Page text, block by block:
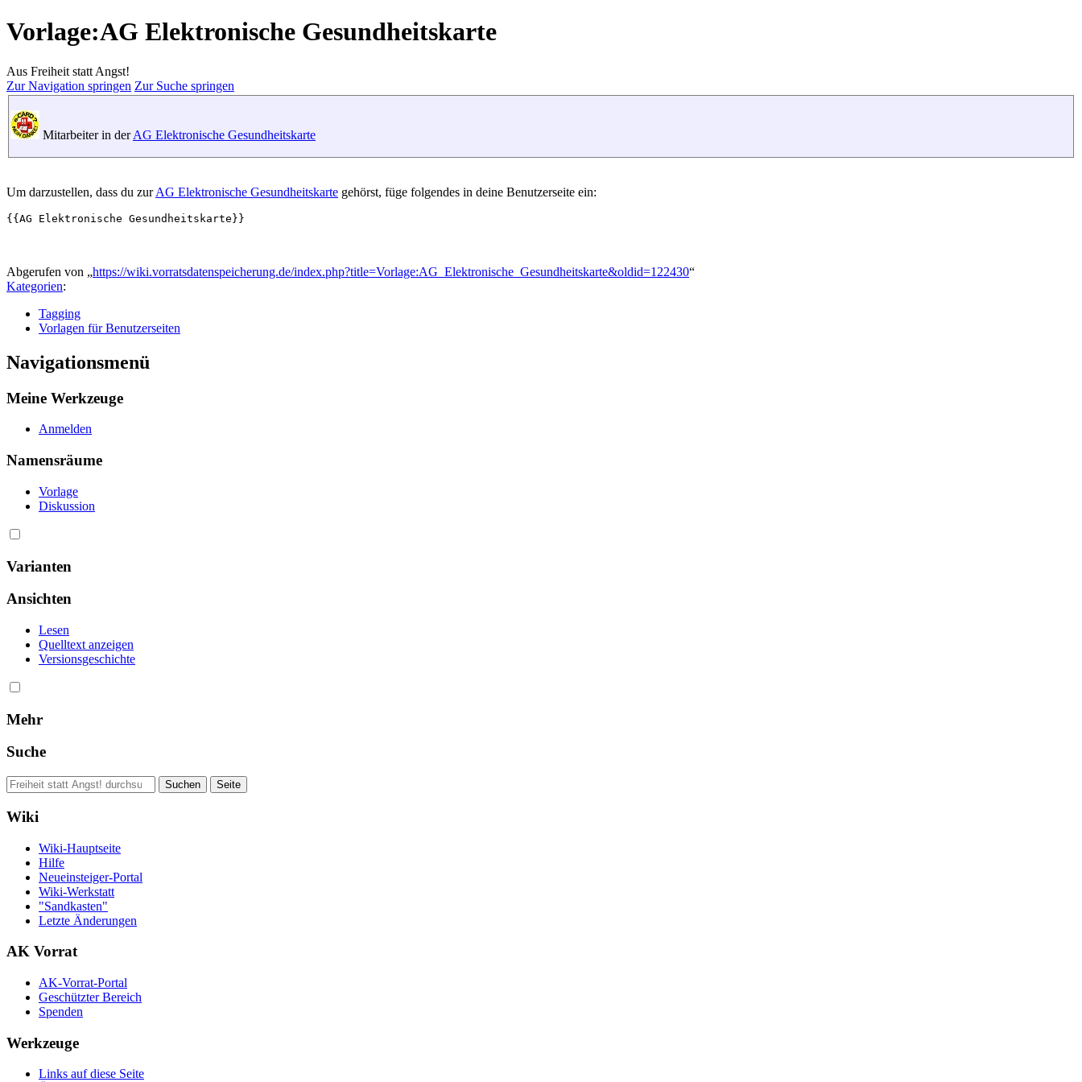
Vorlage:AG Elektronische Gesundheitskarte
Aus Freiheit statt Angst!
Zur Navigation springen Zur Suche springen
Mitarbeiter in derAG Elektronische Gesundheitskarte
Um darzustellen, dass du zurAG Elektronische Gesundheitskarte gehörst, füge folgendes in deine Benutzerseite ein:
Abgerufen von „https://wiki.vorratsdatenspeicherung.de/index.php?title=Vorlage:AG_Elektronische_Gesundheitskarte&oldid=122430“
Kategorien:
Tagging
Vorlagen für Benutzerseiten
Navigationsmenü
Meine Werkzeuge
Anmelden
Namensräume
Vorlage
Diskussion
Varianten
Ansichten
Lesen
Quelltext anzeigen
Versionsgeschichte
Mehr
Suche
Wiki
Wiki-Hauptseite
Hilfe
Neueinsteiger-Portal
Wiki-Werkstatt
"Sandkasten"
Letzte Änderungen
AK Vorrat
AK-Vorrat-Portal
Geschützter Bereich
Spenden
Werkzeuge
Links auf diese Seite